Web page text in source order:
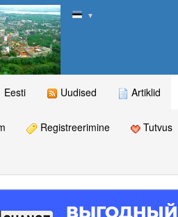
▼
Eesti Uudised Artiklid
Registreerimine Tutvus